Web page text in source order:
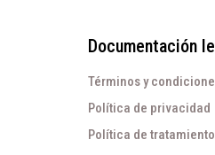
Documentación
Términos y
Política de privacidad
Política de